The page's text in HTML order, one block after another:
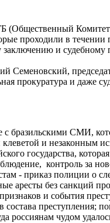
(Общественный
проходили в
и
Семеновский,
прокуратура и даже
с бразильскими СМИ,
и незаконным
государства,
контроль за
- приказ полиции о
аресты без санкций
и события
состава преступления;
россиянам чудом